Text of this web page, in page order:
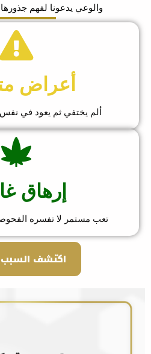
والوعي يدعونا لفهم جذورها. إذا
أعراض
ألم يختفي ثم يعود في نفس
إرهاق
تعب مستمر لا تفسره الفحوصات
اكتشف السبب الآن